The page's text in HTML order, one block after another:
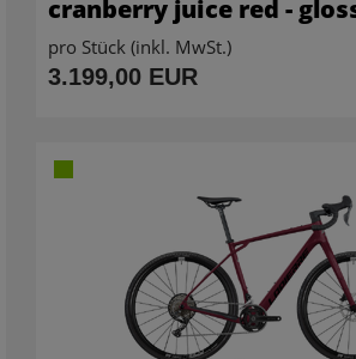
cranberry juice red -
pro Stück (inkl. MwSt.)
3.199,00 EUR